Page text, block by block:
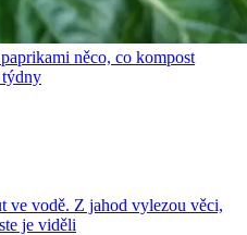
něco, co kompost
týdny
ve vodě. Z jahod vylezou věci,
je viděli